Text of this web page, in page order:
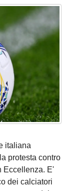
italiana
protesta contro
Eccellenza. E'
dei calciatori